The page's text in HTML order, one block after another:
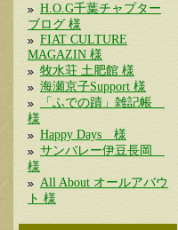
H.O.G千葉チャプター
ブログ 様
FIAT CULTURE
MAGAZIN 様
牧水荘 土肥館 様
海瀬京子Support 様
「ふでの蹟」雑記帳
様
Happy Days 様
サンバレー伊豆長岡
様
All About オールアバウ
ト 様